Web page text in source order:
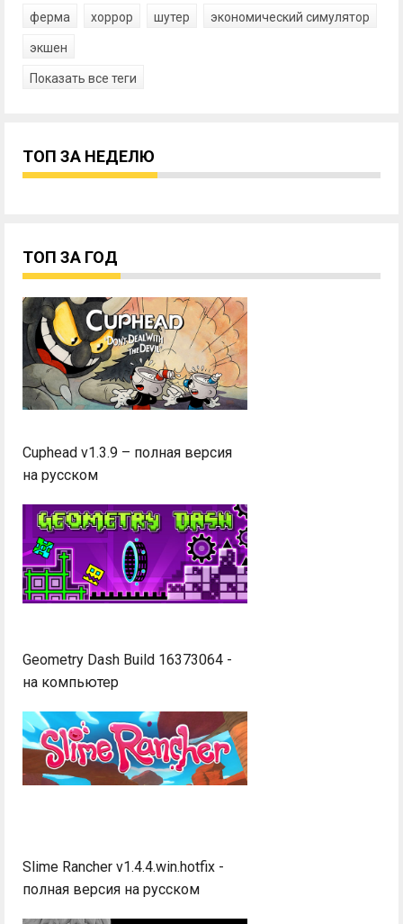
ферма хоррор шутер экономический симулятор
экшен
Показать все теги
ТОП ЗА НЕДЕЛЮ
ТОП ЗА ГОД
Cuphead v1.3.9 – полная версия
на русском
Geometry Dash Build 16373064 -
на компьютер
Slime Rancher v1.4.4.win.hotfix -
полная версия на русском